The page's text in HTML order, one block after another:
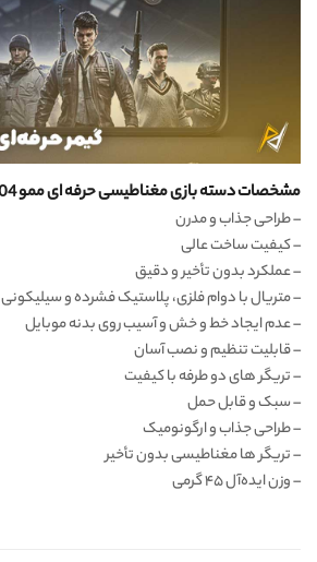
مشخصات دسته بازی مغناطیسی حرفه ای ممو Memo AK04:
– طراحی جذاب و مدرن
– کیفیت ساخت عالی
– عملکرد بدون تأخیر و دقیق
– متریال با دوام فلزی، پلاستیک فشرده و سیلیکونی
– عدم ایجاد خط و خش و آسیب روی بدنه موبایل
– قابلیت تنظیم و نصب آسان
– تریگر های دو طرفه با کیفیت
– سبک و قابل حمل
– طراحی جذاب و ارگونومیک
– تریگر ها مغناطیسی بدون تأخیر
– وزن ایده‌‌آل ۴۵ گرمی